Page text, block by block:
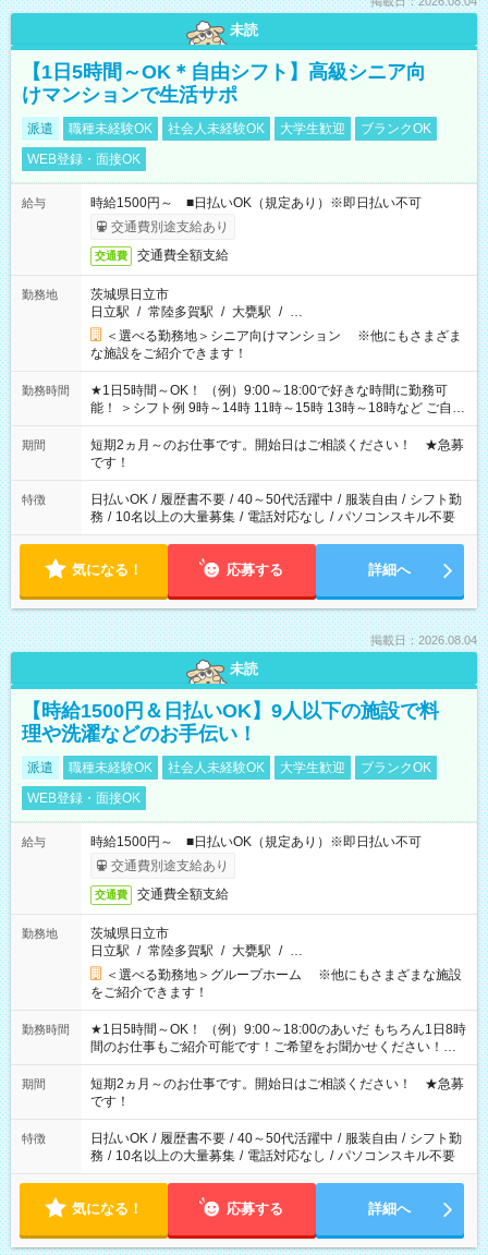
未読
【1日5時間～OK＊自由シフト】高級シニア向
けマンションで生活サポ
派遣 職種未経験OK 社会人未経験OK 大学生歓迎
ブランクOK
WEB登録・面接OK
給与
時給1500円～ ■日払いOK（規定あり）※即日払い不可
交通費別途支給あり
交通費 交通費全額支給
勤務地
茨城県日立市
日立駅 / 常陸多賀駅 / 大甕駅 / …
＜選べる勤務地＞シニア向けマンション ※他にもさまざま
な施設をご紹介できます！
勤務時間
★1日5時間～OK！ （例）9:00～18:00で好きな時間に勤務可
能！ ＞シフト例 9時～14時 11時～15時 13時～18時など ご自身
のご都合に合わせて勤務時間をご相談ください！ ★家庭の都合
でお休みや時間の調整が必要な場合も遠慮なくご相談くださ
い。
期間
短期2ヵ月～のお仕事です。開始日はご相談ください！ ★急募
です！
特徴 日払いOK / 履歴書不要 / 40～50代活躍中 / 服装自由 / シフト勤
務 / 10名以上の大量募集 / 電話対応なし / パソコンスキル不要
気になる！ 応募する 詳細へ
掲載日：2026.08.04
未読
【時給1500円＆日払いOK】9人以下の施設で料
理や洗濯などのお手伝い！
派遣 職種未経験OK 社会人未経験OK 大学生歓迎
ブランクOK
WEB登録・面接OK
給与
時給1500円～ ■日払いOK（規定あり）※即日払い不可
交通費別途支給あり
交通費 交通費全額支給
勤務地
茨城県日立市
日立駅 / 常陸多賀駅 / 大甕駅 / …
＜選べる勤務地＞グループホーム ※他にもさまざまな施設
をご紹介できます！
勤務時間
★1日5時間～OK！ （例）9:00～18:00のあいだ もちろん1日8時
間のお仕事もご紹介可能です！ご希望をお聞かせください！★
家庭の都合でお休みが必要な場合も遠慮なくご相談ください。
※週最低15時間以上の勤務が必要です
期間
短期2ヵ月～のお仕事です。開始日はご相談ください！ ★急募
です！
特徴 日払いOK / 履歴書不要 / 40～50代活躍中 / 服装自由 / シフト勤
務 / 10名以上の大量募集 / 電話対応なし / パソコンスキル不要
気になる！ 応募する 詳細へ